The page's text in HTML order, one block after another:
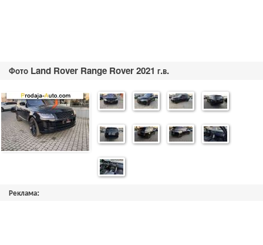
Фото Land Rover Range Rover 2021 г.в.
Реклама: